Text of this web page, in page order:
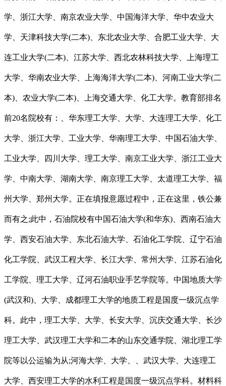
学、浙江大学、南京农业大学、中国海洋大学、华中农业大
学、天津科技大学(二本)、东北农业大学、合肥工业大学、大
连工业大学(二本)、江苏大学、西北农林科技大学、上海理工
大学、华南农业大学、上海海洋大学(二本)、河南工业大学(二
本)、农业大学(二本)、上海交通大学、化工大学。教育部排名
前20名院校有：、华东理工大学、大学、大连理工大学、化工
大学、浙江大学、工业大学、华南理工大学、中国石油大学、
工业大学、四川大学、理工大学、南京工业大学、浙江工业大
学、中南大学、湖南大学、南京理工大学、太道理工大学、福
州大学、郑州大学。正在填报意愿过程中，正在这里，铁公兼
而有之;此中，石油院校有中国石油大学(和华东)、西南石油大
学、西安石油大学、东北石油大学、石油化工学院、辽宁石油
化工学院、武汉工程大学、长江大学、常州大学、江苏石油化
工学院、理工大学、辽河石油职业手艺学院等。中国地质大学
(武汉和)、大学、成都理工大学的地质工程是国度一级沉点学
科。此中，理工大学、大学、长安大学、沉庆交通大学、长沙
理工大学、武汉理工大学和二本的山东交通学院、湖北理工学
院等以公运输为从;河海大学、大学、、武汉大学、大连理工
大学、西安理工大学的水利工程是国度一级沉点学科。材料科